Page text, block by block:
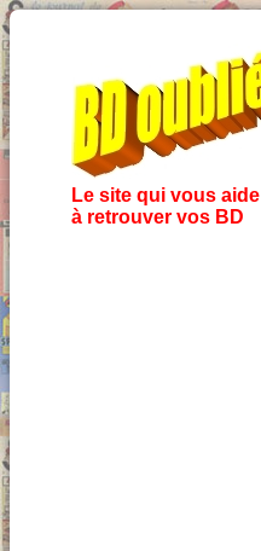
Le site qui vous aide
à retrouver vos BD